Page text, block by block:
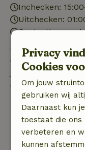
Inchecken:
Uitchecken:
Contactloos
Gratis annuleren
Gratis annuleren
je boeking, bij een
dagen voor
binnen 28 dagen
uur. Bij annulering
recht op volledige
boekingsbedrag.
Privacy
Cookies
Om jouw
gebruiken wij
Daarnaast kun
toestaat die
verbeteren en
kunnen